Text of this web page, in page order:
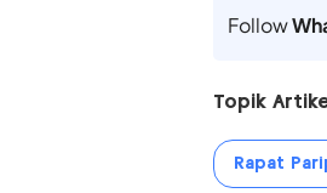
Follow
Topik
Rapat